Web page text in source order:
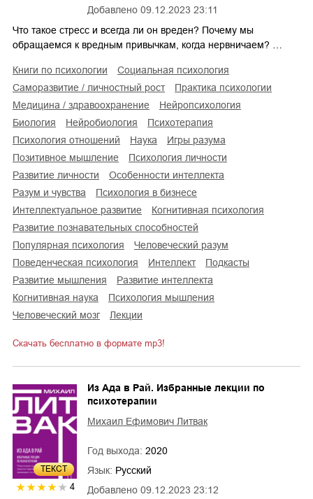
Добавлено 09.12.2023 23:11
Что такое стресс и всегда ли он вреден? Почему мы
обращаемся к вредным привычкам, когда нервничаем? …
книги по психологии
социальная психология
саморазвитие / личностный рост
практика психологии
медицина / здравоохранение
нейропсихология
биология
нейробиология
психотерапия
психология отношений
наука
игры разума
позитивное мышление
психология личности
развитие личности
особенности интеллекта
разум и чувства
психология в бизнесе
интеллектуальное развитие
когнитивная психология
развитие познавательных способностей
популярная психология
человеческий разум
поведенческая психология
интеллект
подкасты
развитие мышления
развитие интеллекта
когнитивная наука
психология мышления
человеческий мозг
лекции
Скачать бесплатно в формате mp3!
ТЕКСТ
4 Добавлено 09.12.2023 23:12
Из Ада в Рай. Избранные лекции по
психотерапии
Михаил Ефимович Литвак
Год выхода: 2020
Язык: Русский